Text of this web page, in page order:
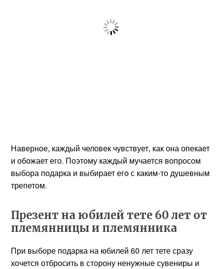
Наверное, каждый человек чувствует, как она опекает
и обожает его. Поэтому каждый мучается вопросом
выбора подарка и выбирает его с каким-то душевным
трепетом.
Презент на юбилей тете 60 лет от
племянницы и племянника
При выборе подарка на юбилей 60 лет тете сразу
хочется отбросить в сторону ненужные сувениры и